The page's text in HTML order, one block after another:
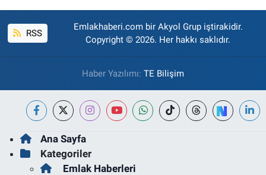
RSS
Emlakhaberi.com bir Akyol Grup iştirakidir.
Copyright © 2026. Her hakkı saklıdır.
Haber Yazılımı: TE Bilişim
Ana Sayfa
Kategoriler
Emlak Haberleri